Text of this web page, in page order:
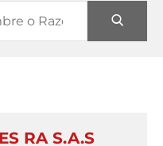
RA S.A.S